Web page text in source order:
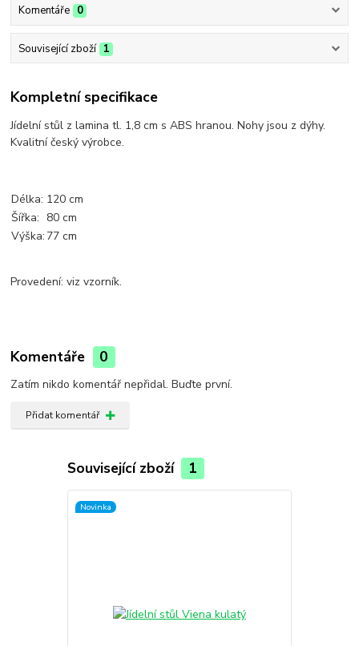
Komentáře 0
Související zboží 1
Kompletní specifikace
Jídelní stůl z lamina tl. 1,8 cm s ABS hranou. Nohy jsou z dýhy.
Kvalitní český výrobce.
Délka: 120 cm
Šířka: 80 cm
Výška: 77 cm
Provedení: viz vzorník.
Komentáře 0
Zatím nikdo komentář nepřidal. Buďte první.
Přidat komentář
Související zboží 1
Novinka